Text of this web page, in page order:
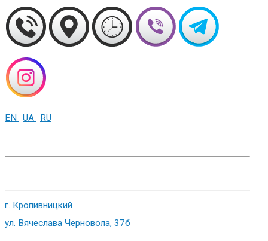
EN UA RU
г. Кропивницкий
ул. Вячеслава Черновола, 37б